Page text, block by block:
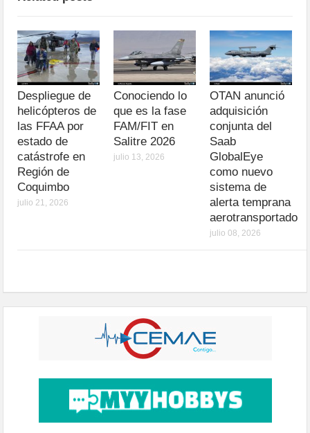
Despliegue de
helicópteros de
las FFAA por
estado de
catástrofe en
Región de
Coquimbo
julio 21, 2026
Conociendo lo
que es la fase
FAM/FIT en
Salitre 2026
julio 13, 2026
OTAN anunció
adquisición
conjunta del
Saab
GlobalEye
como nuevo
sistema de
alerta temprana
aerotransportado
julio 08, 2026